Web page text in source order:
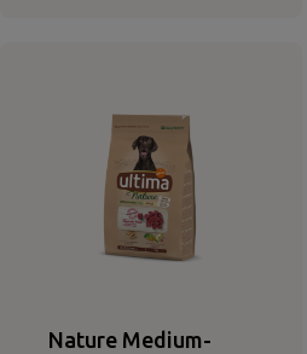
Nature Medium-